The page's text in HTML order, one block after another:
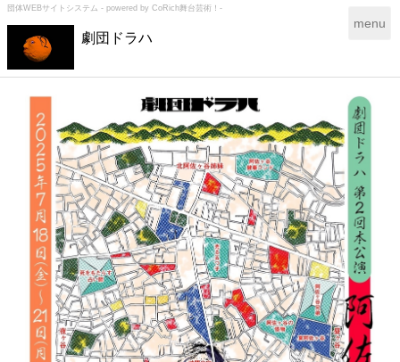
団体WEBサイトシステム - powered by CoRich舞台芸術！-
劇団ドラハ
T
g
e
n
a
v
g
a
t
i
o
menu